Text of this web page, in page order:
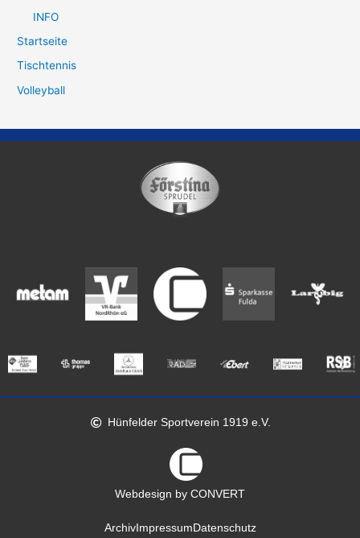
INFO
Startseite
Tischtennis
Volleyball
Hünfelder Sportverein 1919 e.V.
Webdesign by CONVERT
ArchivImpressum Datenschutz